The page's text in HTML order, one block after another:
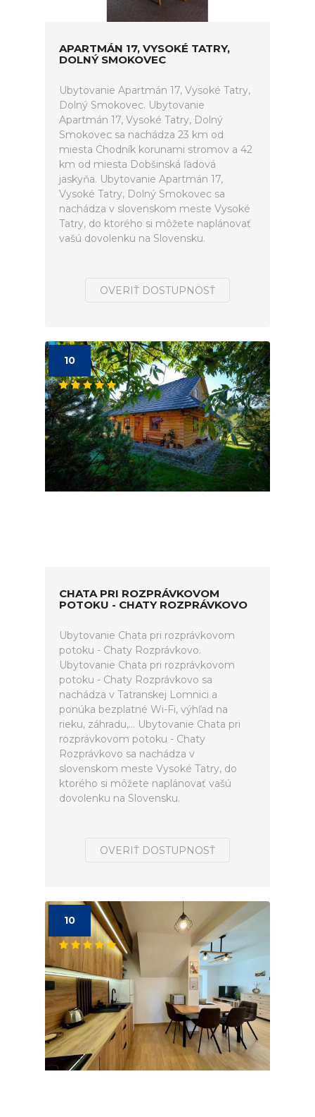
APARTMÁN 17, VYSOKÉ TATRY,
DOLNÝ SMOKOVEC
Ubytovanie Apartmán 17, Vysoké Tatry,
Dolný Smokovec. Ubytovanie
Apartmán 17, Vysoké Tatry, Dolný
Smokovec sa nachádza 23 km od
miesta Chodník korunami stromov a 42
km od miesta Dobšinská ľadová
jaskyňa. Ubytovanie Apartmán 17,
Vysoké Tatry, Dolný Smokovec sa
nachádza v slovenskom meste Vysoké
Tatry, do ktorého si môžete naplánovať
vašú dovolenku na Slovensku.
OVERIŤ DOSTUPNOSŤ
10
CHATA PRI ROZPRÁVKOVOM
POTOKU - CHATY ROZPRÁVKOVO
Ubytovanie Chata pri rozprávkovom
potoku - Chaty Rozprávkovo.
Ubytovanie Chata pri rozprávkovom
potoku - Chaty Rozprávkovo sa
nachádza v Tatranskej Lomnici a
ponúka bezplatné Wi-Fi, výhľad na
rieku, záhradu,... Ubytovanie Chata pri
rozprávkovom potoku - Chaty
Rozprávkovo sa nachádza v
slovenskom meste Vysoké Tatry, do
ktorého si môžete naplánovať vašú
dovolenku na Slovensku.
OVERIŤ DOSTUPNOSŤ
10